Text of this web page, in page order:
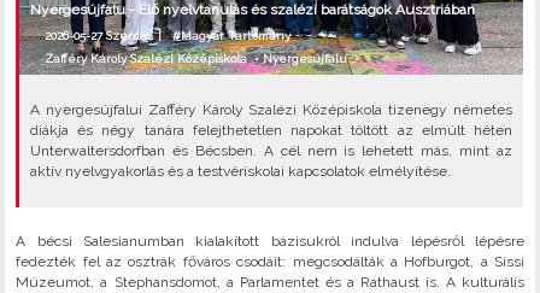
Nyergesújfalu - Élő nyelvtanulás és szalézi barátságok Ausztriában
2026-05-27 Szerda |#Magyar Tartomány
Zafféry Károly Szalézi Középiskola•Nyergesújfalu•
A nyergesújfalui Zafféry Károly Szalézi Középiskola tizenegy németes
diákja és négy tanára felejthetetlen napokat töltött az elmúlt héten
Unterwaltersdorfban és Bécsben. A cél nem is lehetett más, mint az
aktív nyelvgyakorlás és a testvériskolai kapcsolatok elmélyítése.
A bécsi Salesianumban kialakított bázisukról indulva lépésről lépésre
fedezték fel az osztrák főváros csodáit: megcsodálták a Hofburgot, a Sissi
Múzeumot, a Stephansdomot, a Parlamentet és a Rathaust is. A kulturális